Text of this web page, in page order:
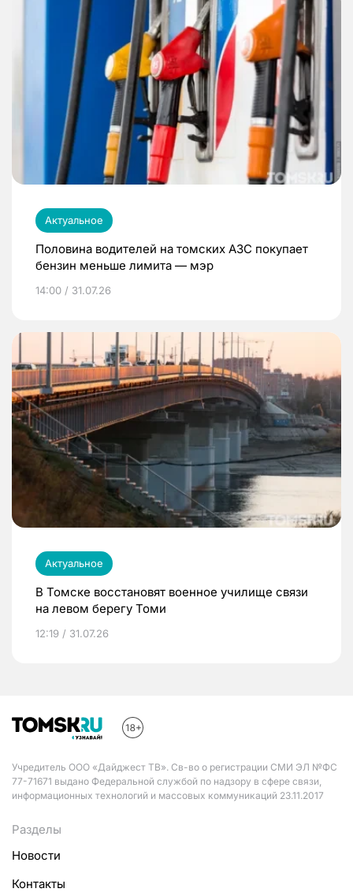
Актуальное
Половина водителей на томских АЗС покупает
бензин меньше лимита — мэр
14:00 / 31.07.26
Актуальное
В Томске восстановят военное училище связи
на левом берегу Томи
12:19 / 31.07.26
Учредитель ООО «Дайджест ТВ». Св-во о регистрации СМИ ЭЛ №ФС
77-71671 выдано Федеральной службой по надзору в сфере связи,
информационных технологий и массовых коммуникаций 23.11.2017
Разделы
Новости
Контакты